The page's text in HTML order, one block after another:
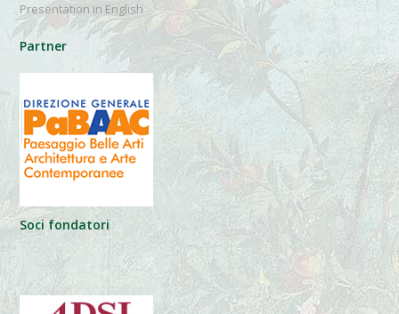
Presentation in English
Partner
Soci fondatori